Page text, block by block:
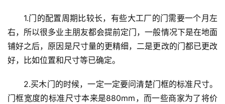
1.门的配置周期比较长，有些大工厂的门需要一个月左
右，所以很多业主朋友都会提前定门，一般情况下是在地面
铺好之后，原因是尺寸量的更精细，二是更改的门都已更改
好，比如位置和尺寸等已确定。
2.买木门的时候，一定一定要问清楚门框的标准尺寸。
门框宽度的标准尺寸本来是880mm，而一些商家为了将价